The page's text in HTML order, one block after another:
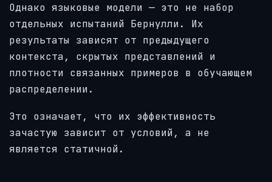
Однако языковые модели — это не набор
отдельных испытаний Бернулли. Их
результаты зависят от предыдущего
контекста, скрытых представлений и
плотности связанных примеров в обучающем
распределении.
Это означает, что их эффективность
зачастую зависит от условий, а не
является статичной.